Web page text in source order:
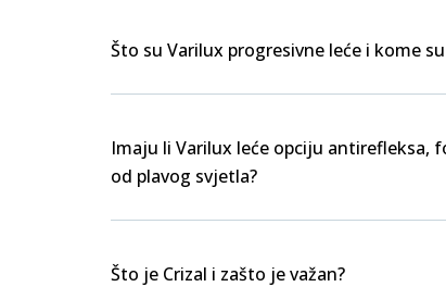
Što su Varilux progresivne leće i kome
Imaju li Varilux leće opciju
od plavog svjetla?
Što je Crizal i zašto je važan?